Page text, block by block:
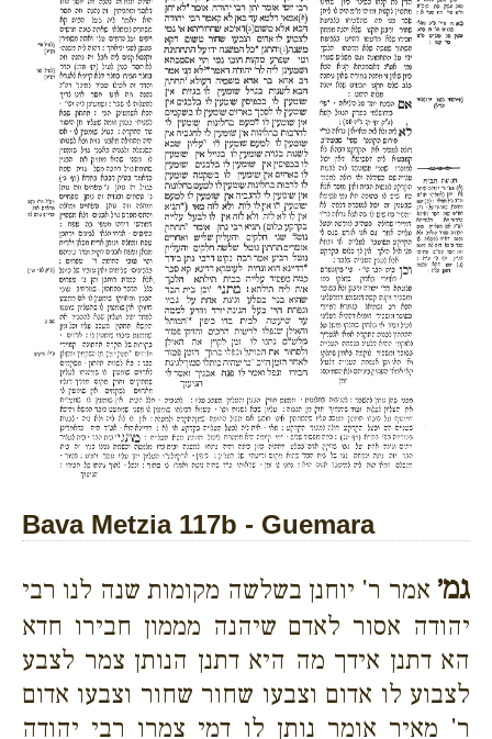
Bava Metzia 117b - Guemara
גמ׳ אמר ר' יוחנן בשלשה מקומות שנה לנו רבי
יהודה אסור לאדם שיהנה מממון חבירו חדא
הא דתנן אידך מה היא דתנן הנותן צמר לצבע
לצבוע לו אדום וצבעו שחור שחור וצבעו אדום
ר' מאיר אומר נותן לו דמי צמרו רבי יהודה